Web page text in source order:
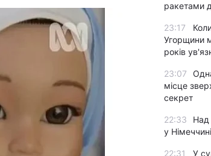
ракетами
23:17
Угорщини
років
23:07
місце
секрет
22:33
Над
у
22:31
У